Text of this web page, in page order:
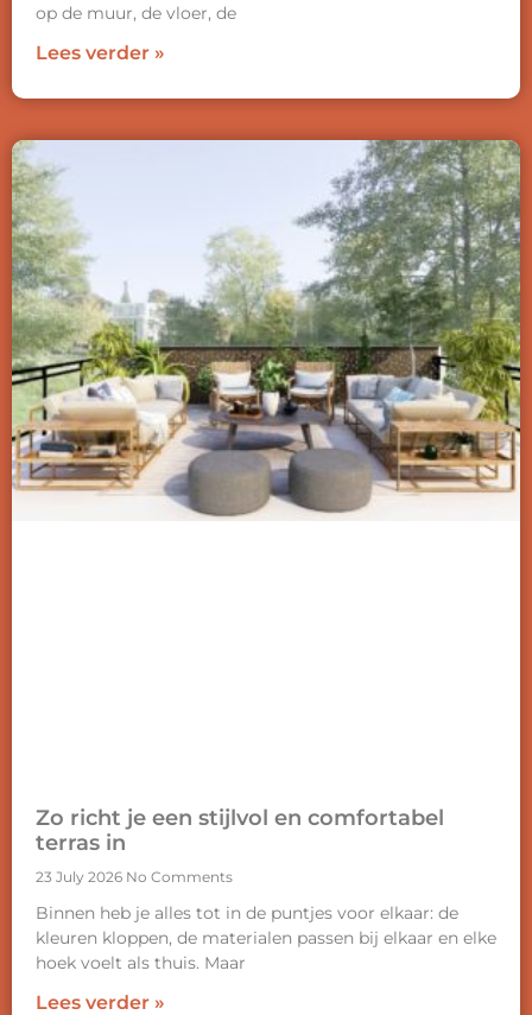
op de muur, de vloer, de
Lees verder »
Zo richt je een stijlvol en comfortabel
terras in
23 July 2026 No Comments
Binnen heb je alles tot in de puntjes voor elkaar: de
kleuren kloppen, de materialen passen bij elkaar en elke
hoek voelt als thuis. Maar
Lees verder »